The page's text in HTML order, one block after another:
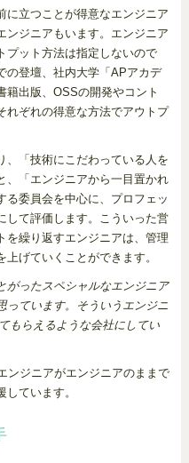
に立つことが得意なエンジニア
ンジニアもいます。エンジニア
プット方法は指定しないので
の登壇、社内大学「APアカデ
籍出版、OSSの開発やコント
ぞれの得意な方法でアウトプ
、「技術にこだわっている人を
、「エンジニアから一目置かれ
る委員会を中心に、プロフェッ
して評価します。こういった営
を繰り返すエンジニアは、管理
げていくことができます。
がったスペシャルなエンジニア
っています。そういうエンジニ
もらえるような会社にしてい
ンジニアがエンジニアのままで
ています。